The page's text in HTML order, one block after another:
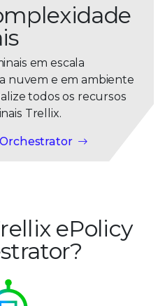
em escala
nuvem e em ambiente
todos os recursos
Trellix.
ePolicy